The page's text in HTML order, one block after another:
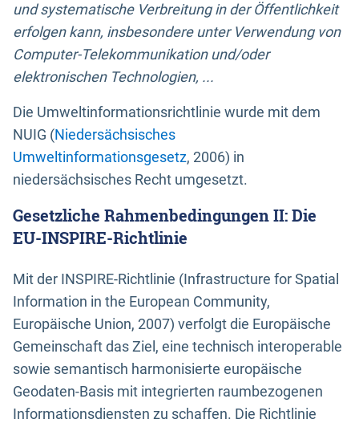
und systematische Verbreitung in der Öffentlichkeit
erfolgen kann, insbesondere unter Verwendung von
Computer-Telekommunikation und/oder
elektronischen Technologien, ...
Die Umweltinformationsrichtlinie wurde mit dem
NUIG (Niedersächsisches
Umweltinformationsgesetz, 2006) in
niedersächsisches Recht umgesetzt.
Gesetzliche Rahmenbedingungen II: Die
EU-INSPIRE-Richtlinie
Mit der INSPIRE-Richtlinie (Infrastructure for Spatial
Information in the European Community,
Europäische Union, 2007) verfolgt die Europäische
Gemeinschaft das Ziel, eine technisch interoperable
sowie semantisch harmonisierte europäische
Geodaten-Basis mit integrierten raumbezogenen
Informationsdiensten zu schaffen. Die Richtlinie